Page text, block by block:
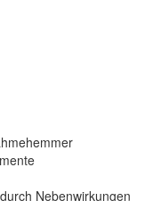
Nebenwirkungen